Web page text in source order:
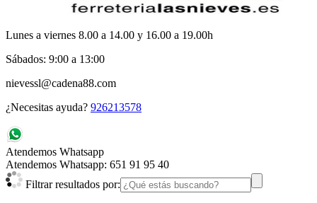
Lunes a viernes 8.00 a 14.00 y 16.00 a 19.00h
Sábados: 9:00 a 13:00
nievessl@cadena88.com
¿Necesitas ayuda? 926213578
Atendemos Whatsapp
Atendemos Whatsapp: 651 91 95 40
Filtrar resultados por: